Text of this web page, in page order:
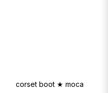
corset boot ★ moca